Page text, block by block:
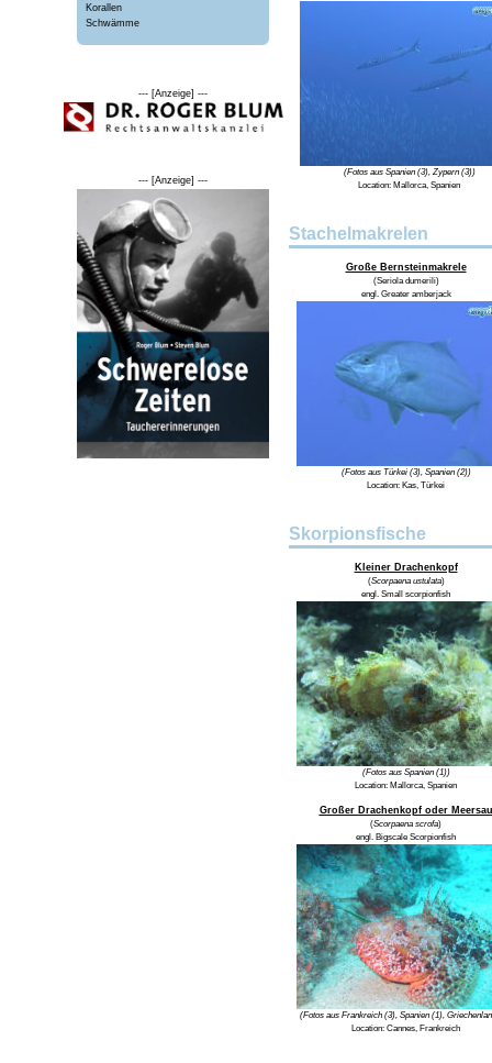
Korallen
Schwämme
--- [Anzeige] ---
--- [Anzeige] ---
(Fotos aus Spanien (3), Zypern (3))
Location: Mallorca, Spanien
Stachelmakrelen
Große Bernsteinmakrele
(Seriola dumerili)
engl. Greater amberjack
(Fotos aus Türkei (3), Spanien (2))
Location: Kas, Türkei
Skorpionsfische
Kleiner Drachenkopf
(Scorpaena ustulata)
engl. Small scorpionfish
(Fotos aus Spanien (1))
Location: Mallorca, Spanien
Großer Drachenkopf oder Meersau
(Scorpaena scrofa)
engl. Bigscale Scorpionfish
(Fotos aus Frankreich (3), Spanien (1),
Location: Cannes, Frankreich